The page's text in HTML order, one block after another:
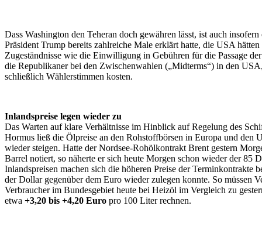
Dass Washington den Teheran doch gewähren lässt, ist auch
Präsident Trump bereits zahlreiche Male erklärt hatte, die USA
Zugeständnisse wie die Einwilligung in Gebühren für die Passage
die Republikaner bei den Zwischenwahlen („Midterms“) in den
schließlich Wählerstimmen kosten.
Inlandspreise legen wieder zu
Das Warten auf klare Verhältnisse im Hinblick auf Regelung des
Hormus ließ die Ölpreise an den Rohstoffbörsen in Europa und den
wieder steigen. Hatte der Nordsee-Rohölkontrakt Brent gestern
Barrel notiert, so näherte er sich heute Morgen schon wieder der 85
Inlandspreisen machen sich die höheren Preise der Terminkontrakte
der Dollar gegenüber dem Euro wieder zulegen konnte. So müssen
Verbraucher im Bundesgebiet heute bei Heizöl im Vergleich zu
etwa +3,20 bis +4,20 Euro pro 100 Liter rechnen.